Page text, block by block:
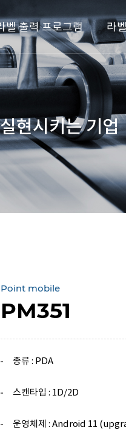
벨 출력 프로그램 라
현시키는 기업
Point mobile
PM351
종류 : PDA
스캔타입 : 1D/2D
운영체제 : Android 11